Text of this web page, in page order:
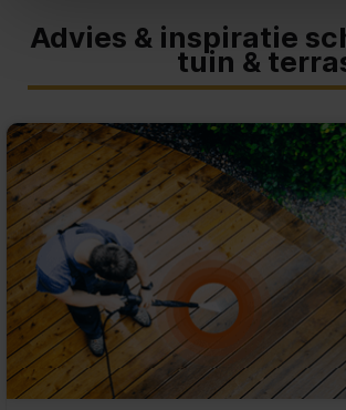
Advies & inspiratie
tuin &